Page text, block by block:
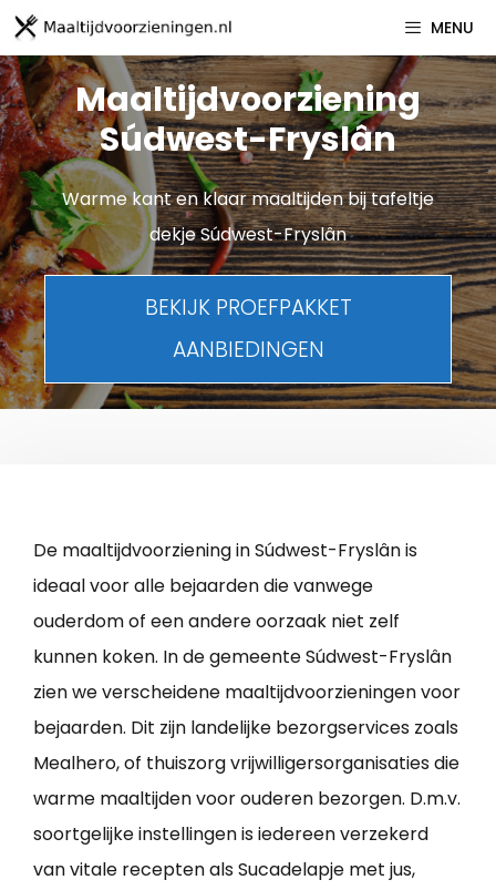
Spring
naar
inhoud
MENU
Maaltijdvoorziening
Súdwest-Fryslân
Warme kant en klaar maaltijden bij tafeltje
dekje Súdwest-Fryslân
BEKIJK PROEFPAKKET
AANBIEDINGEN
De maaltijdvoorziening in Súdwest-Fryslân is
ideaal voor alle bejaarden die vanwege
ouderdom of een andere oorzaak niet zelf
kunnen koken. In de gemeente Súdwest-Fryslân
zien we verscheidene maaltijdvoorzieningen voor
bejaarden. Dit zijn landelijke bezorgservices zoals
Mealhero, of thuiszorg vrijwilligersorganisaties die
warme maaltijden voor ouderen bezorgen. D.m.v.
soortgelijke instellingen is iedereen verzekerd
van vitale recepten als Sucadelapje met jus,